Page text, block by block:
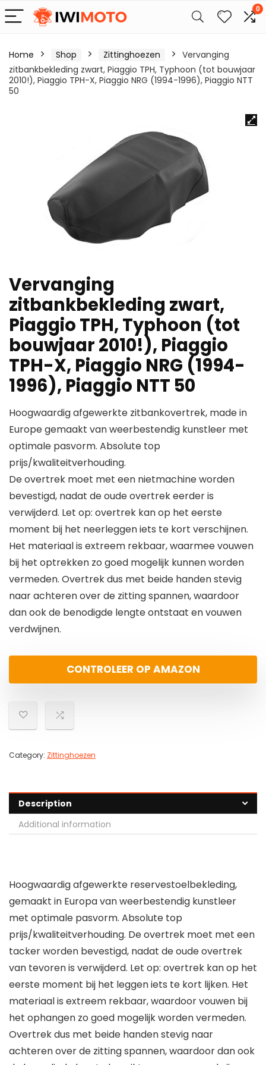
0
Home Shop Zittinghoezen
Vervanging
zitbankbekleding zwart, Piaggio TPH, Typhoon (tot bouwjaar
2010!), Piaggio TPH-X, Piaggio NRG (1994-1996), Piaggio NTT
50
Vervanging
zitbankbekleding zwart,
Piaggio TPH, Typhoon (tot
bouwjaar 2010!), Piaggio
TPH-X, Piaggio NRG (1994-
1996), Piaggio NTT 50
Hoogwaardig afgewerkte zitbankovertrek, made in
Europe gemaakt van weerbestendig kunstleer met
optimale pasvorm. Absolute top
prijs/kwaliteitverhouding.
De overtrek moet met een nietmachine worden
bevestigd, nadat de oude overtrek eerder is
verwijderd. Let op: overtrek kan op het eerste
moment bij het neerleggen iets te kort verschijnen.
Het materiaal is extreem rekbaar, waarmee vouwen
bij het optrekken zo goed mogelijk kunnen worden
vermeden. Overtrek dus met beide handen stevig
naar achteren over de zitting spannen, waardoor
dan ook de benodigde lengte ontstaat en vouwen
verdwijnen.
CONTROLEER OP AMAZON
Category: Zittinghoezen
Description
Additional information
Hoogwaardig afgewerkte reservestoelbekleding,
gemaakt in Europa van weerbestendig kunstleer
met optimale pasvorm. Absolute top
prijs/kwaliteitverhouding. De overtrek moet met een
tacker worden bevestigd, nadat de oude overtrek
van tevoren is verwijderd. Let op: overtrek kan op het
eerste moment bij het leggen iets te kort lijken. Het
materiaal is extreem rekbaar, waardoor vouwen bij
het ophangen zo goed mogelijk worden vermeden.
Overtrek dus met beide handen stevig naar
achteren over de zitting spannen, waardoor dan ook